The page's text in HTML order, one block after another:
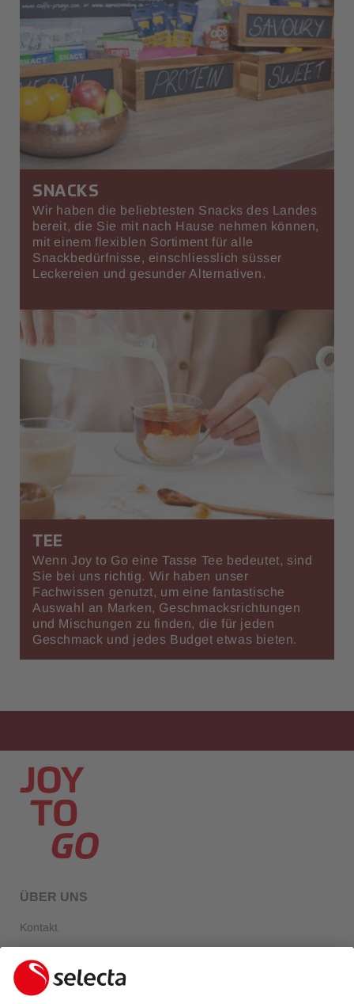
SNACKS
Wir haben die beliebtesten Snacks des Landes
bereit, die Sie mit nach Hause nehmen können,
mit einem flexiblen Sortiment für alle
Snackbedürfnisse, einschliesslich süsser
Leckereien und gesunder Alternativen.
TEE
Wenn Joy to Go eine Tasse Tee bedeutet, sind
Sie bei uns richtig. Wir haben unser
Fachwissen genutzt, um eine fantastische
Auswahl an Marken, Geschmacksrichtungen
und Mischungen zu finden, die für jeden
Geschmack und jedes Budget etwas bieten.
ÜBER UNS
Kontakt
FAQ